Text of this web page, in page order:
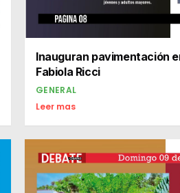
Inauguran pavimentación
Fabiola Ricci
GENERAL
Leer mas